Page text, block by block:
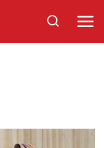
Sök
på
Varnamo.se
Öppna